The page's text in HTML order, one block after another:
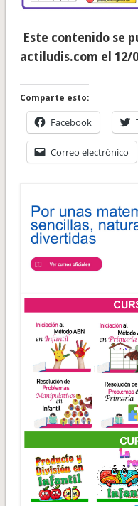
Este contenido se
actiludis.com el 12/
Comparte esto:
Facebook
Correo electrónico